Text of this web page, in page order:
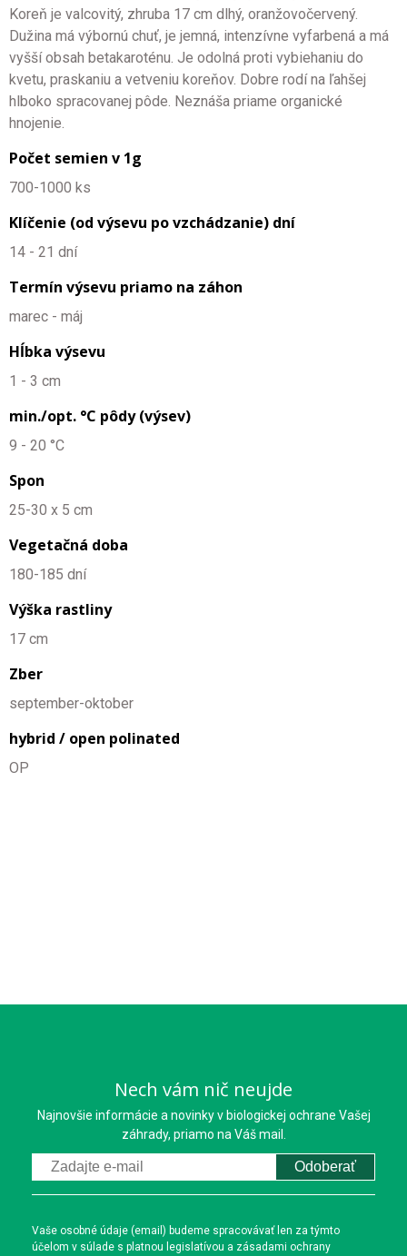
Koreň je valcovitý, zhruba 17 cm dlhý, oranžovočervený.
Dužina má výbornú chuť, je jemná, intenzívne vyfarbená a má
vyšší obsah betakaroténu. Je odolná proti vybiehaniu do
kvetu, praskaniu a vetveniu koreňov. Dobre rodí na ľahšej
hlboko spracovanej pôde. Neznáša priame organické
hnojenie.
Počet semien v 1g
700-1000 ks
Klíčenie (od výsevu po vzchádzanie) dní
14 - 21 dní
Termín výsevu priamo na záhon
marec - máj
Hĺbka výsevu
1 - 3 cm
min./opt. °C pôdy (výsev)
9 - 20 °C
Spon
25-30 x 5 cm
Vegetačná doba
180-185 dní
Výška rastliny
17 cm
Zber
september-oktober
hybrid / open polinated
OP
Nech vám nič neujde
Najnovšie informácie a novinky v biologickej ochrane Vašej
záhrady, priamo na Váš mail.
Odoberať
Vaše osobné údaje (email) budeme spracovávať len za týmto
účelom v súlade s platnou legislatívou a zásadami ochrany